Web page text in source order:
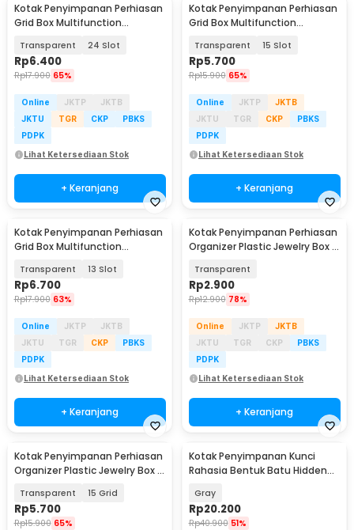
Kotak Penyimpanan Perhiasan
Grid Box Multifunction
Transparent 24 Slot
Rp6.400
Rp17.900 65%
Online JKTP
JKTB
JKTU
TGR CKP
PBKS
PDPK
Lihat Ketersediaan Stok
+ Keranjang
Kotak Penyimpanan Perhiasan
Grid Box Multifunction
Transparent 15 Slot
Rp5.700
Rp15.900 65%
Online JKTP
JKTB
JKTU
TGR CKP
PBKS
PDPK
Lihat Ketersediaan Stok
+ Keranjang
Kotak Penyimpanan Perhiasan
Grid Box Multifunction
Transparent 13 Slot
Rp6.700
Rp17.900 63%
Online JKTP
JKTB
JKTU
TGR CKP
PBKS
PDPK
Lihat Ketersediaan Stok
+ Keranjang
Kotak Penyimpanan Perhiasan
Organizer Plastic Jewelry Box -
Transparent
Rp2.900
Rp12.900 78%
Online JKTP
JKTB
JKTU
TGR CKP
PBKS
PDPK
Lihat Ketersediaan Stok
+ Keranjang
Kotak Penyimpanan Perhiasan
Organizer Plastic Jewelry Box -
Transparent 15 Grid
Rp5.700
Rp15.900 65%
Kotak Penyimpanan Kunci
Rahasia Bentuk Batu Hidden
Gray
Rp20.200
Rp40.900 51%